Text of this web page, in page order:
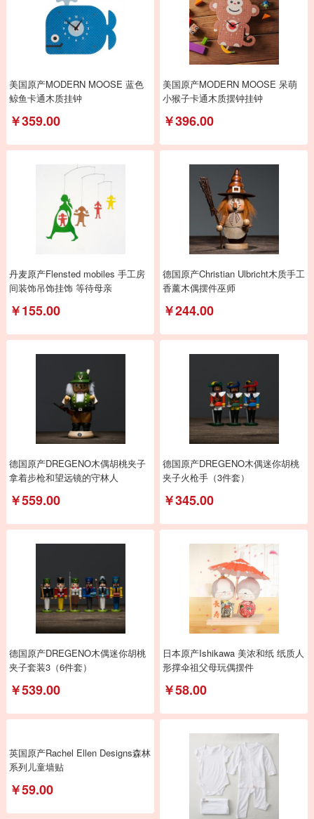
美国原产MODERN MOOSE 蓝色
鲸鱼卡通木质挂钟
￥359.00
美国原产MODERN MOOSE 呆萌
小猴子卡通木质摆钟挂钟
￥396.00
丹麦原产Flensted mobiles 手工房
间装饰吊饰挂饰 等待母亲
￥155.00
德国原产Christian Ulbricht木质手工
香薰木偶摆件巫师
￥244.00
德国原产DREGENO木偶胡桃夹子
拿着步枪和望远镜的守林人
￥559.00
德国原产DREGENO木偶迷你胡桃
夹子火枪手（3件套）
￥345.00
德国原产DREGENO木偶迷你胡桃
夹子套装3（6件套）
￥539.00
日本原产Ishikawa 美浓和纸 纸质人
形撑伞祖父母玩偶摆件
￥58.00
英国原产Rachel Ellen Designs森林
系列儿童墙贴
￥59.00